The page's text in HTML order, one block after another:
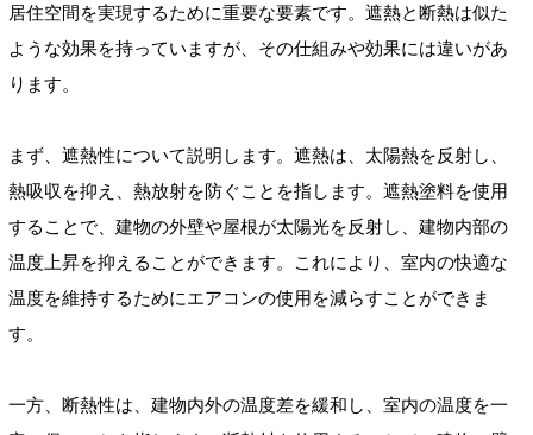
居住空間を実現するために重要な要素です。遮熱と断熱は似た
ような効果を持っていますが、その仕組みや効果には違いがあ
ります。
まず、遮熱性について説明します。遮熱は、太陽熱を反射し、
熱吸収を抑え、熱放射を防ぐことを指します。遮熱塗料を使用
することで、建物の外壁や屋根が太陽光を反射し、建物内部の
温度上昇を抑えることができます。これにより、室内の快適な
温度を維持するためにエアコンの使用を減らすことができま
す。
一方、断熱性は、建物内外の温度差を緩和し、室内の温度を一